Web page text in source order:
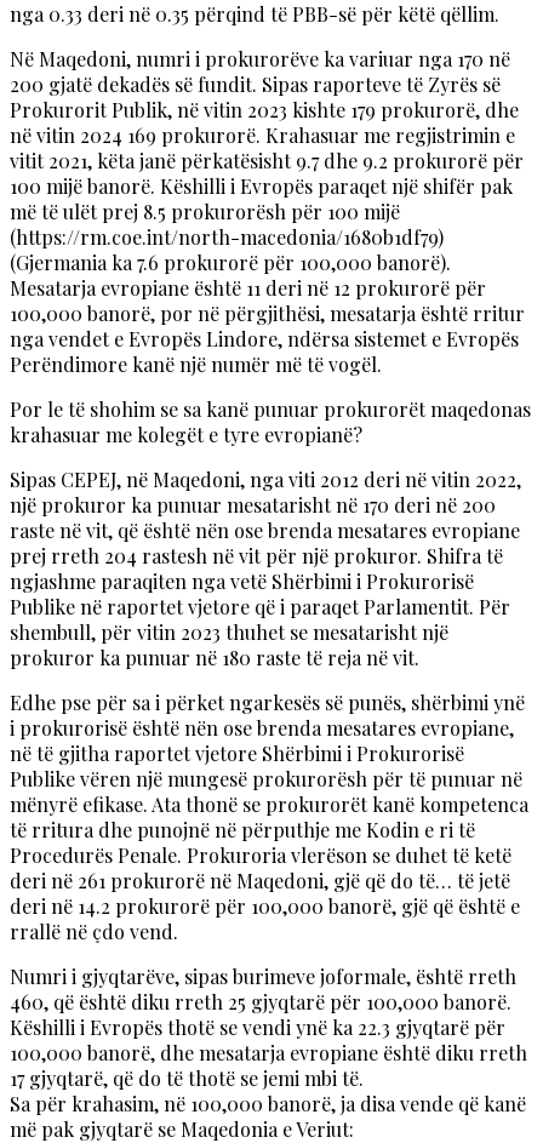
nga 0.33 deri në 0.35 përqind të PBB-së për këtë qëllim.
Në Maqedoni, numri i prokurorëve ka variuar nga 170 në
200 gjatë dekadës së fundit. Sipas raporteve të Zyrës së
Prokurorit Publik, në vitin 2023 kishte 179 prokurorë, dhe
në vitin 2024 169 prokurorë. Krahasuar me regjistrimin e
vitit 2021, këta janë përkatësisht 9.7 dhe 9.2 prokurorë për
100 mijë banorë. Këshilli i Evropës paraqet një shifër pak
më të ulët prej 8.5 prokurorësh për 100 mijë
(https://rm.coe.int/north-macedonia/1680b1df79)
(Gjermania ka 7.6 prokurorë për 100,000 banorë).
Mesatarja evropiane është 11 deri në 12 prokurorë për
100,000 banorë, por në përgjithësi, mesatarja është rritur
nga vendet e Evropës Lindore, ndërsa sistemet e Evropës
Perëndimore kanë një numër më të vogël.
Por le të shohim se sa kanë punuar prokurorët maqedonas
krahasuar me kolegët e tyre evropianë?
Sipas CEPEJ, në Maqedoni, nga viti 2012 deri në vitin 2022,
një prokuror ka punuar mesatarisht në 170 deri në 200
raste në vit, që është nën ose brenda mesatares evropiane
prej rreth 204 rastesh në vit për një prokuror. Shifra të
ngjashme paraqiten nga vetë Shërbimi i Prokurorisë
Publike në raportet vjetore që i paraqet Parlamentit. Për
shembull, për vitin 2023 thuhet se mesatarisht një
prokuror ka punuar në 180 raste të reja në vit.
Edhe pse për sa i përket ngarkesës së punës, shërbimi ynë
i prokurorisë është nën ose brenda mesatares evropiane,
në të gjitha raportet vjetore Shërbimi i Prokurorisë
Publike vëren një mungesë prokurorësh për të punuar në
mënyrë efikase. Ata thonë se prokurorët kanë kompetenca
të rritura dhe punojnë në përputhje me Kodin e ri të
Procedurës Penale. Prokuroria vlerëson se duhet të ketë
deri në 261 prokurorë në Maqedoni, gjë që do të… të jetë
deri në 14.2 prokurorë për 100,000 banorë, gjë që është e
rrallë në çdo vend.
Numri i gjyqtarëve, sipas burimeve joformale, është rreth
460, që është diku rreth 25 gjyqtarë për 100,000 banorë.
Këshilli i Evropës thotë se vendi ynë ka 22.3 gjyqtarë për
100,000 banorë, dhe mesatarja evropiane është diku rreth
17 gjyqtarë, që do të thotë se jemi mbi të.
Sa për krahasim, në 100,000 banorë, ja disa vende që kanë
më pak gjyqtarë se Maqedonia e Veriut: